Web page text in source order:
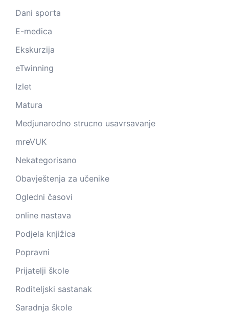
Dani sporta
E-medica
Ekskurzija
eTwinning
Izlet
Matura
Medjunarodno strucno usavrsavanje
mreVUK
Nekategorisano
Obavještenja za učenike
Ogledni časovi
online nastava
Podjela knjižica
Popravni
Prijatelji škole
Roditeljski sastanak
Saradnja škole